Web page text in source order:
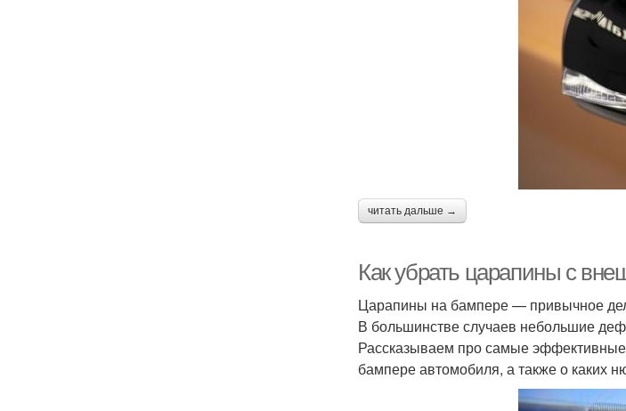
читать дальше →
Как убрать царапины с
Царапины на бампере — привычное
В большинстве случаев небольшие
Рассказываем про самые
бампере автомобиля, а также о каких